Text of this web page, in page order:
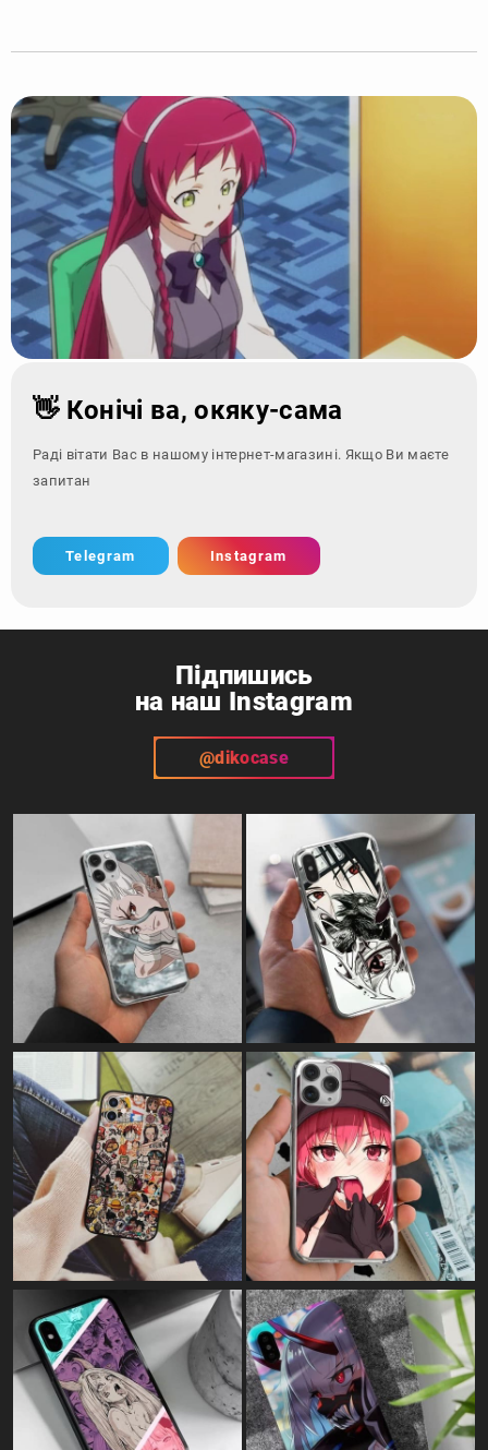
👋 Конічі ва, окяку-сама
Раді вітати Вас в нашому інтернет-магазині. Якщо Ви маєте
запитання - зверні
Telegram Instagram
Підпишись
на наш Instagram
@dikocase